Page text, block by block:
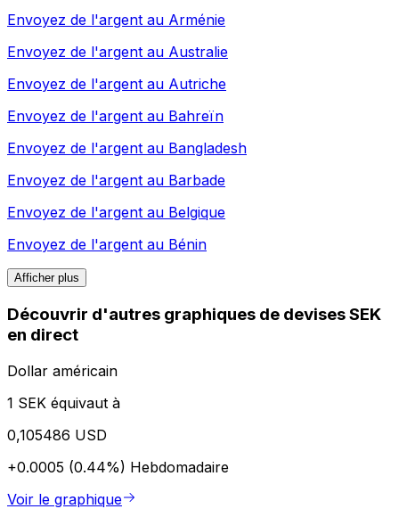
Envoyez de l'argent au Arménie
Envoyez de l'argent au Australie
Envoyez de l'argent au Autriche
Envoyez de l'argent au Bahreïn
Envoyez de l'argent au Bangladesh
Envoyez de l'argent au Barbade
Envoyez de l'argent au Belgique
Envoyez de l'argent au Bénin
Afficher plus
Découvrir d'autres graphiques de devises SEK
en direct
Dollar américain
1 SEK équivaut à
0,105486 USD
+0.0005 (0.44%) Hebdomadaire
Voir le graphique